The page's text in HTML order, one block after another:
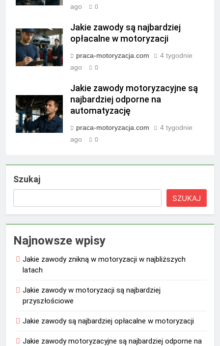
ago
0
Jakie zawody są najbardziej
opłacalne w motoryzacji
praca-motoryzacja.com
4 tygodnie
ago
0
Jakie zawody motoryzacyjne są
najbardziej odporne na
automatyzację
praca-motoryzacja.com
4 tygodnie
ago
0
Szukaj
SZUKAJ
Najnowsze wpisy
Jakie zawody znikną w motoryzacji w najbliższych
latach
Jakie zawody w motoryzacji są najbardziej
przyszłościowe
Jakie zawody są najbardziej opłacalne w motoryzacji
Jakie zawody motoryzacyjne są najbardziej odporne na